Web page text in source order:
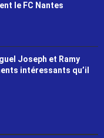
le FC Nantes
Joseph et Ramy
intéressants qu’il